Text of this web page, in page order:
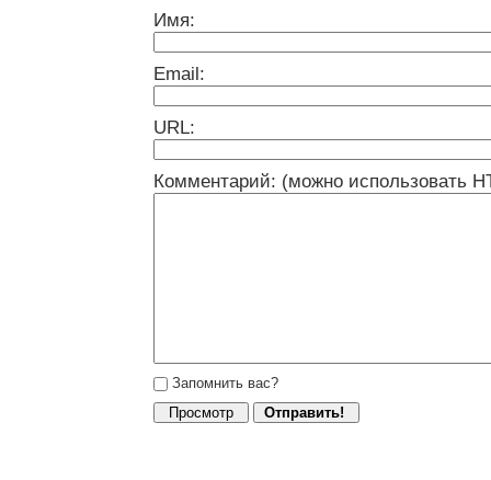
Имя:
Email:
URL:
Комментарий: (можно использовать
Запомнить вас?